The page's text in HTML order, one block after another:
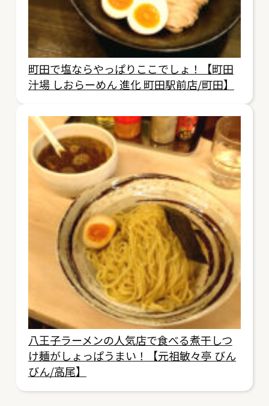
町田で塩ならやっぱりここでしょ！【町田
汁場 しおらーめん 進化 町田駅前店/町田】
八王子ラーメンの人気店で食べる煮干しつ
け麺がしょっぱうまい！【元祖敏々亭 びん
びん/高尾】